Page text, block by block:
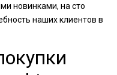
новинками, на сто
наших клиентов в